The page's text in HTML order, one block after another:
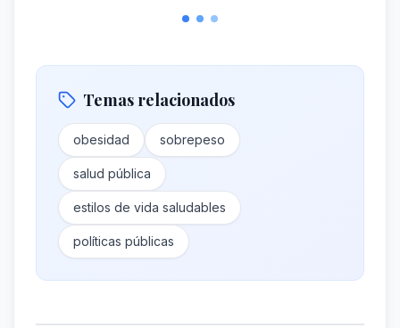
Temas relacionados
obesidad sobrepeso
salud pública
estilos de vida saludables
políticas públicas